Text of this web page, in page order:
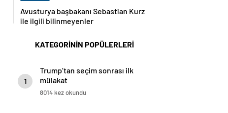
Avusturya başbakanı Sebastian Kurz
ile ilgili bilinmeyenler
KATEGORİNİN POPÜLERLERİ
1
Trump’tan seçim sonrası ilk
mülakat
8014 kez okundu